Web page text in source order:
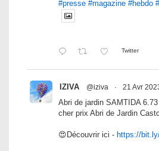
#presse #magazine #hebdo
Twitter
IZIVA @iziva · 21 Avr
Abri de jardin SAMTIDA
cher prix Abri de Jardin
😍Découvrir ici - https://